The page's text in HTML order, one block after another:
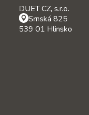
DUET CZ, s.r.o.
Srnská 825
539 01 Hlinsko